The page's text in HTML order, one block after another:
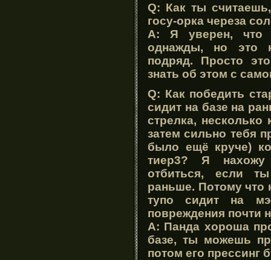
Q: Как ты
госу-орка череза
A: Я уверен, что
однажды, но это
подряд. Просто
знать об этом с
Q: Как победить
сидит на базе на
стрелка,
затем сильно тебя
было ещё круче)
тиер3? Я нахожу
отбиться, если
раньше. Потому что
тупо сидит на
повреждения почти
A: Панда хороша
базе, ты можешь
потом его прессинг